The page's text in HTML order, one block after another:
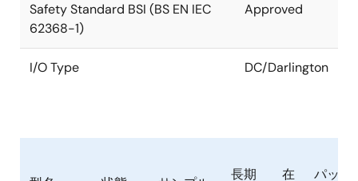
Safety Standard BSI (BS EN IEC
62368-1)
Approved
I/O Type DC/Darlington
長期
在
パッケ